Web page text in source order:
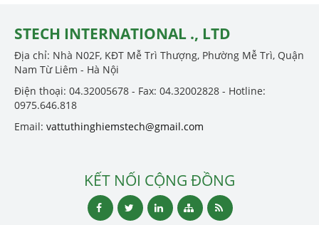
STECH INTERNATIONAL ., LTD
Địa chỉ: Nhà N02F, KĐT Mễ Trì Thượng, Phường Mễ Trì, Quận
Nam Từ Liêm - Hà Nội
Điện thoại: 04.32005678 - Fax: 04.32002828 - Hotline:
0975.646.818
Email: vattuthinghiemstech@gmail.com
KẾT NỐI CỘNG ĐỒNG